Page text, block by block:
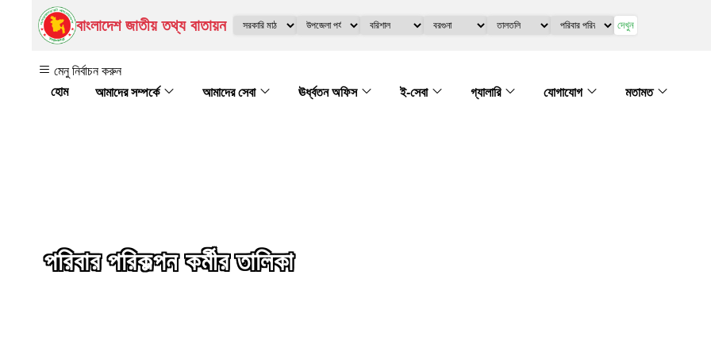
বাংলাদেশ জাতীয় তথ্য বাতায়ন দেখুন
মেনু নির্বাচন করুন
আমাদের সম্পর্কে
আমাদের সেবা ঊর্ধ্বতন অফিস ই-সেবা গ্যালারি যোগাযোগ মতামত
পরিবার পরিকল্পন কর্মীর তালিকা